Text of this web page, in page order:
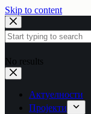
Skip to content
No results
Актуелности
Пројекти